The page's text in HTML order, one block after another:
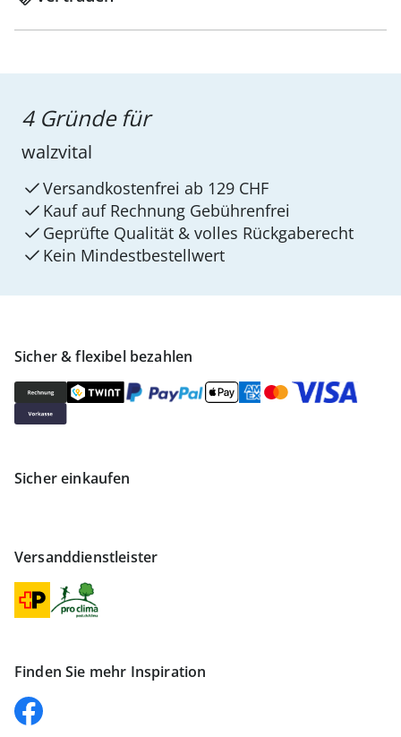
Sicher & flexibel bezahlen
Sicher einkaufen
Versanddienstleister
Finden Sie mehr Inspiration
4 Gründe für
walzvital
Versandkostenfrei ab 129 CHF
Kauf auf Rechnung Gebührenfrei
Geprüfte Qualität & volles Rückgaberecht
Kein Mindest­bestellwert